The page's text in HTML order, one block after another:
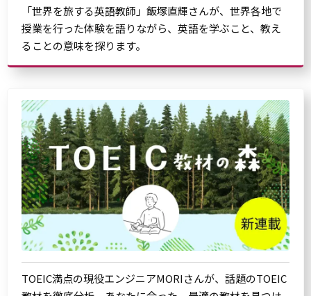
「世界を旅する英語教師」飯塚直輝さんが、世界各地で
授業を行った体験を語りながら、英語を学ぶこと、教え
ることの意味を探ります。
TOEIC満点の現役エンジニアMORIさんが、話題のTOEIC